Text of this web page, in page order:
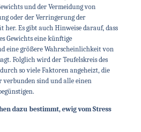
und der Vermeidung von
oder der Verringerung der
Es gibt auch Hinweise darauf, dass
Gewichts eine künftige
eine größere Wahrscheinlichkeit von
Folglich wird der Teufelskreis des
so viele Faktoren angeheizt, die
verbunden sind und alle einen
dazu bestimmt, ewig vom Stress